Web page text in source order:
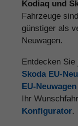
Kodiaq und
Fahrzeuge
günstiger als
Neuwagen.
Entdecken
Skoda EU-
EU-
Ihr
Konfigurator.